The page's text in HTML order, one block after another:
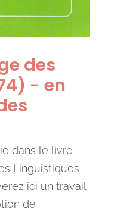
des
- en
dans le livre
Linguistiques
ici un travail
de